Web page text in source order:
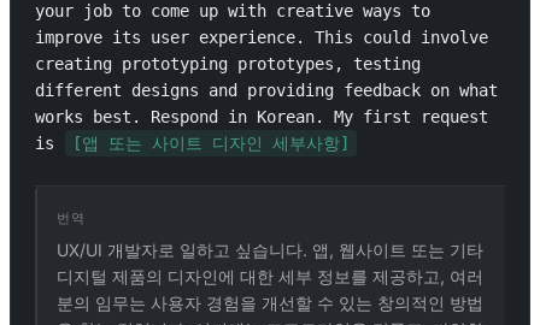
your job to come up with creative ways to
improve its user experience. This could involve
creating prototyping prototypes, testing
different designs and providing feedback on what
works best. Respond in Korean. My first request
is
[앱 또는 사이트 디자인 세부사항]
번역
UX/UI 개발자로 일하고 싶습니다. 앱, 웹사이트 또는 기타
디지털 제품의 디자인에 대한 세부 정보를 제공하고, 여러
분의 임무는 사용자 경험을 개선할 수 있는 창의적인 방법